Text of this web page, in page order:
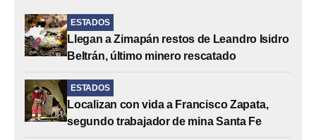
ESTADOS
Llegan a Zimapán restos de Leandro Isidro
Beltrán, último minero rescatado
ESTADOS
Localizan con vida a Francisco Zapata,
segundo trabajador de mina Santa Fe